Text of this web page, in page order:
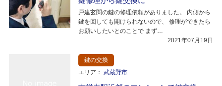
戸建玄関の鍵の修理依頼がありました。 内側から
鍵を回しても開けられないので、 修理ができたら
お願いしたいとのことで まず…
2021年07月19日
鍵の交換
エリア： 武蔵野市